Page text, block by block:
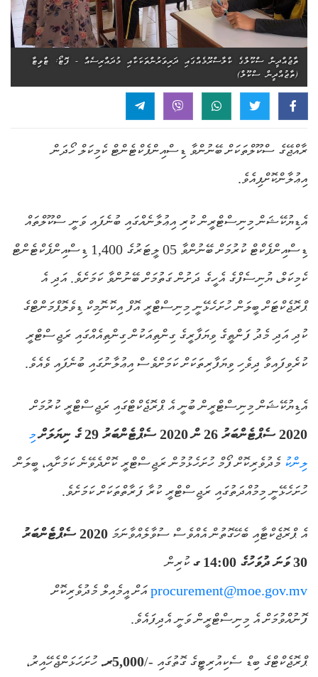
ތާޖުއްދީން ސްކޫލްގެ ކްލާސްރޫމެއްގައި ދަރިވަރުންތަކަކާއި މުދައްރިސެއް - ފޮޓޯ: ޓްވިޓާ
(ތާޖުއްދީން ސްކޫލް)
ރާއްޖޭގެ ސްކޫލްތަކަށް ބޭނުންވާ ޑިސްއިންފެކްޓެންޓް ކެމިކަލް ހޯދަން
އިޢުލާންކޮށްފިއެވެ.
އެޑިޔުކޭޝަން މިނިސްޓްރީން ކުރި އިޢުލާނެއްގައި ބުނެފައި ވަނީ ސްކޫލްތައް
ޑިސްއިންފެކްޓް ކުރުމަށް ބޭނުންވާ 05 ލީޓަރުގެ 1,400 ޑިސްއިންފެކްޓެންޓް
ކެމިކަލް، ޔުނިސެފްގެ އެހީގެ ދަށުން ގަތުމަށް ބޭނުންވާ ކަމަށެވެ. އަދި އެ
ޕްރޮޖެކްޓަށް ބީލަން ހުށަހެޅޭނީ މިނިސްޓްރީ އޮފް އިކޮނޮމިކް ޑިވެލޮޕްމަންޓްގެ
ކުދި އަދި މެދު ފަންތީގެ ވިޔަފާރީގެ ގިންތިއަކުން ގިންތިއެއްގައި ރަޖިސްޓްރީ
ކުރެވިފައިވާ ދިވެހި ވިޔަފާރިތަކަށް ކަމަށްވެސް އިޢުލާނުގައި ބުނެފައި ވެއެވެ.
އެޑިޔުކޭޝަން މިނިސްޓްރީން ބުނީ އެ ޕްރޮޖެކްޓްގައި ރަޖިސްޓްރީ ކުރުމަށް
2020 ސެޕްޓެންބަރު
26ން2020ސެޕްޓެންބަރު 29 ގެ ނިޔަލަށް
މި
ލިންކު މެދުވެރިކޮށް ފޯމް ހުށަހެޅުމުން ރަޖިސްޓްރީ ކޮށްދެވޭނެ ކަމަށާއި، ބީލަން
ހުށަހެޅޭނީ މިމުއްދަތުގައި ރަޖިސްޓްރީ ކުރާ ފަރާތްތަކަށް ކަމަށެވެ.
އެ ޕްރޮޖެކްޓާއި ބެހޭގޮތުން އެއްވެސް ސުވާލެއްވާނަމަ
2020 ސެޕްޓެންބަރު
30 ވަނަ ދުވަހުގެ 14:00 ގ
ކުރިން
procurement@moe.gov.mvއަށް އީމެއިލް މެދުވެރިކޮށް
ފޮނުއްވުމަށް އެ މިނިސްޓްރީން ވަނީ އެދިފައެވެ.
ޕްރޮޖެކްޓްގެ ބިޑް ސެކިއުރިޓީގެ ގޮތުގައި -/5,000ރ. ހުށަހަޅަންޖެހޭއިރު،